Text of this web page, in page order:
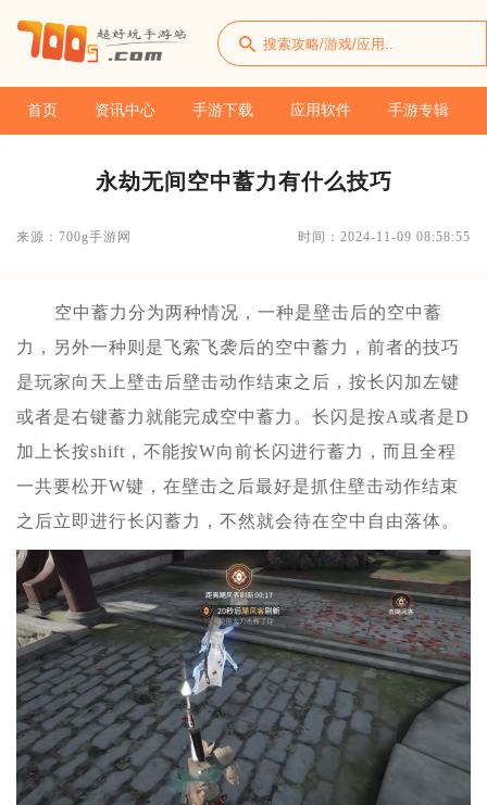
首页 资讯中心 手游下载 应用软件 手游专辑
永劫无间空中蓄力有什么技巧
来源：700g手游网 时间：2024-11-09 08:58:55
空中蓄力分为两种情况，一种是壁击后的空中蓄
力，另外一种则是飞索飞袭后的空中蓄力，前者的技巧
是玩家向天上壁击后壁击动作结束之后，按长闪加左键
或者是右键蓄力就能完成空中蓄力。长闪是按A或者是D
加上长按shift，不能按W向前长闪进行蓄力，而且全程
一共要松开W键，在壁击之后最好是抓住壁击动作结束
之后立即进行长闪蓄力，不然就会待在空中自由落体。